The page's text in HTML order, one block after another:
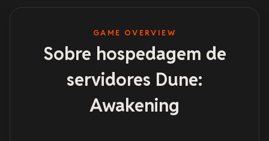
GAME OVERVIEW
Sobre hospedagem de
servidores Dune:
Awakening